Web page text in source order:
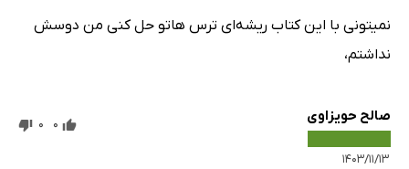
نمیتونی با این کتاب ریشه‌ای ترس هاتو حل کنی من دوسش
نداشتم،
صالح حویزاوی
۱۴۰۳/۱۱/۱۳
0
0